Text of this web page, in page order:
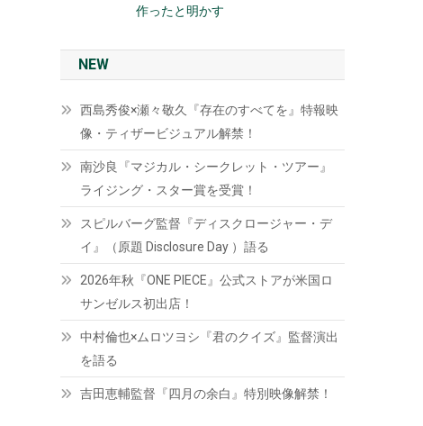
作ったと明かす
NEW
西島秀俊×瀬々敬久『存在のすべてを』特報映
像・ティザービジュアル解禁！
南沙良『マジカル・シークレット・ツアー』
ライジング・スター賞を受賞！
スピルバーグ監督『ディスクロージャー・デ
イ』（原題 Disclosure Day ）語る
2026年秋『ONE PIECE』公式ストアが米国ロ
サンゼルス初出店！
中村倫也×ムロツヨシ『君のクイズ』監督演出
を語る
吉田恵輔監督『四月の余白』特別映像解禁！